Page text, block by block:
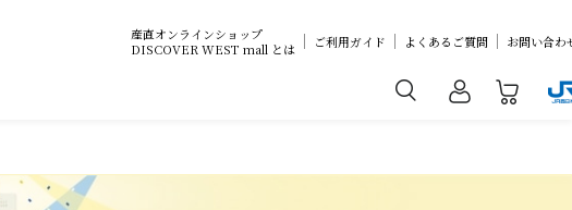
産直オンラインショップ
DISCOVER WEST mall とは
ご利用ガイド よくあるご質問 お問い合わ